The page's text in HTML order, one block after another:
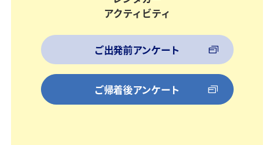
アクティビティ
ご出発前アンケート
ご帰着後アンケート